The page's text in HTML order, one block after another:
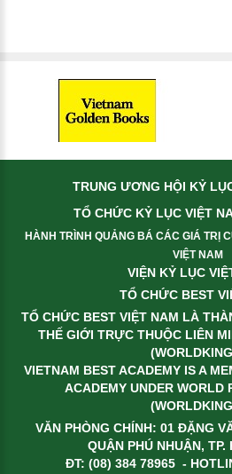
TRUNG ƯƠNG HỘI KỶ
TỔ CHỨC KỶ LỤC VIỆT
HÀNH TRÌNH QUẢNG BÁ CÁC GIÁ TRỊ
VIỆT NAM
VIỆN KỶ LỤC
TỔ CHỨC BEST
TỔ CHỨC BEST VIỆT NAM LÀ
THẾ GIỚI TRỰC THUỘC LIÊN
VIETNAM BEST ACADEMY IS A
ACADEMY UNDER WORLD
VĂN PHÒNG CHÍNH: 01 ĐẶNG
QUẬN PHÚ NHUẬN, TP.
ĐT: (08) 384 78965 -